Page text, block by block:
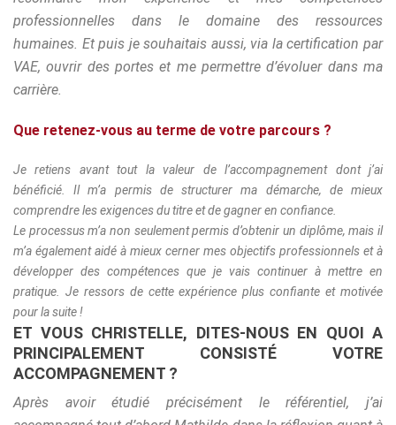
professionnelles dans le domaine des ressources
humaines. Et puis je souhaitais aussi, via la certification par
VAE, ouvrir des portes et me permettre d’évoluer dans ma
carrière.
Que retenez-vous au terme de votre parcours ?
Je retiens avant tout la valeur de l’accompagnement dont j’ai
bénéficié. Il m’a permis de structurer ma démarche, de mieux
comprendre les exigences du titre et de gagner en confiance.
Le processus m’a non seulement permis d’obtenir un diplôme, mais il
m’a également aidé à mieux cerner mes objectifs professionnels et à
développer des compétences que je vais continuer à mettre en
pratique. Je ressors de cette expérience plus confiante et motivée
pour la suite !
ET VOUS CHRISTELLE, DITES-NOUS EN QUOI A
PRINCIPALEMENT CONSISTÉ VOTRE
ACCOMPAGNEMENT ?
Après avoir étudié précisément le référentiel, j’ai